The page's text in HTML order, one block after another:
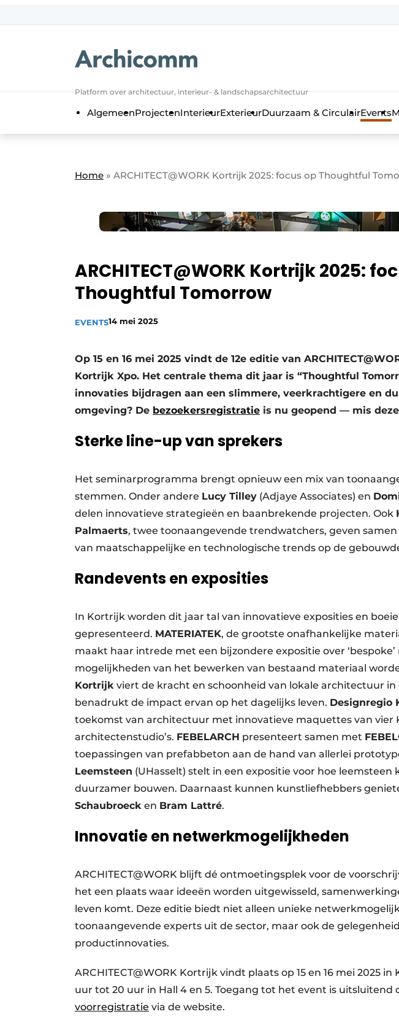
Platform over architectuur, interieur- & landschapsarchitectuur
AlgemeenProjectenInterieurExterieurDuurzaam & CirculairEvents
Home » ARCHITECT@WORK Kortrijk 2025: focus op Thoughtful
ARCHITECT@WORK Kortrijk 2025:
Thoughtful Tomorrow
EVENTS14 mei 2025
Op 15 en 16 mei 2025 vindt de 12e editie van
Kortrijk Xpo. Het centrale thema dit jaar is “Thoughtful
innovaties bijdragen aan een slimmere, veerkrachtigere en
omgeving? De bezoekersregistratie is nu geopend — mis
Sterke line-up van sprekers
Het seminarprogramma brengt opnieuw een mix van
stemmen. Onder andere Lucy Tilley (Adjaye Associates) en
delen innovatieve strategieën en baanbrekende projecten. Ook
Palmaerts, twee toonaangevende trendwatchers, geven
van maatschappelijke en technologische trends op de
Randevents en exposities
In Kortrijk worden dit jaar tal van innovatieve exposities en
gepresenteerd. MATERIATEK, de grootste onafhankelijke
maakt haar intrede met een bijzondere expositie over
mogelijkheden van het bewerken van bestaand materiaal
Kortrijk viert de kracht en schoonheid van lokale architectuur
benadrukt de impact ervan op het dagelijks leven. Designregio
toekomst van architectuur met innovatieve maquettes van vier
architectenstudio’s. FEBELARCH presenteert samen met
toepassingen van prefabbeton aan de hand van allerlei
Leemsteen (UHasselt) stelt in een expositie voor hoe leemsteen
duurzamer bouwen. Daarnaast kunnen kunstliefhebbers
Schaubroeck en Bram Lattré.
Innovatie en netwerkmogelijkheden
ARCHITECT@WORK blijft dé ontmoetingsplek voor de
het een plaats waar ideeën worden uitgewisseld,
leven komt. Deze editie biedt niet alleen unieke
toonaangevende experts uit de sector, maar ook de
productinnovaties.
ARCHITECT@WORK Kortrijk vindt plaats op 15 en 16 mei 2025
uur tot 20 uur in Hall 4 en 5. Toegang tot het event is uitsluitend
voorregistratie via de website.